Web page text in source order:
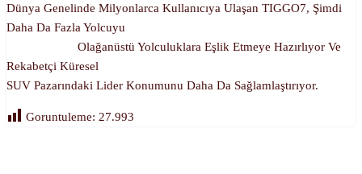
Dünya Genelinde Milyonlarca Kullanıcıya Ulaşan TIGGO7, Şimdi
Daha Da Fazla Yolcuyu
Olağanüstü Yolculuklara Eşlik Etmeye Hazırlıyor Ve
Rekabetçi Küresel
SUV Pazarındaki Lider Konumunu Daha Da Sağlamlaştırıyor.
Goruntuleme: 27.993